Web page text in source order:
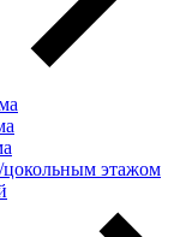
этажом